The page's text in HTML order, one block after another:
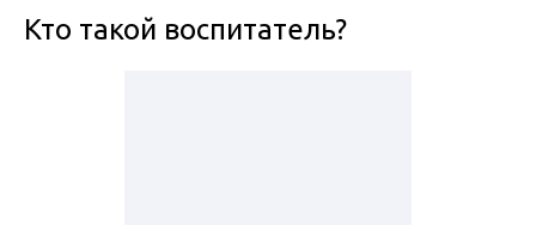
Кто такой воспитатель?